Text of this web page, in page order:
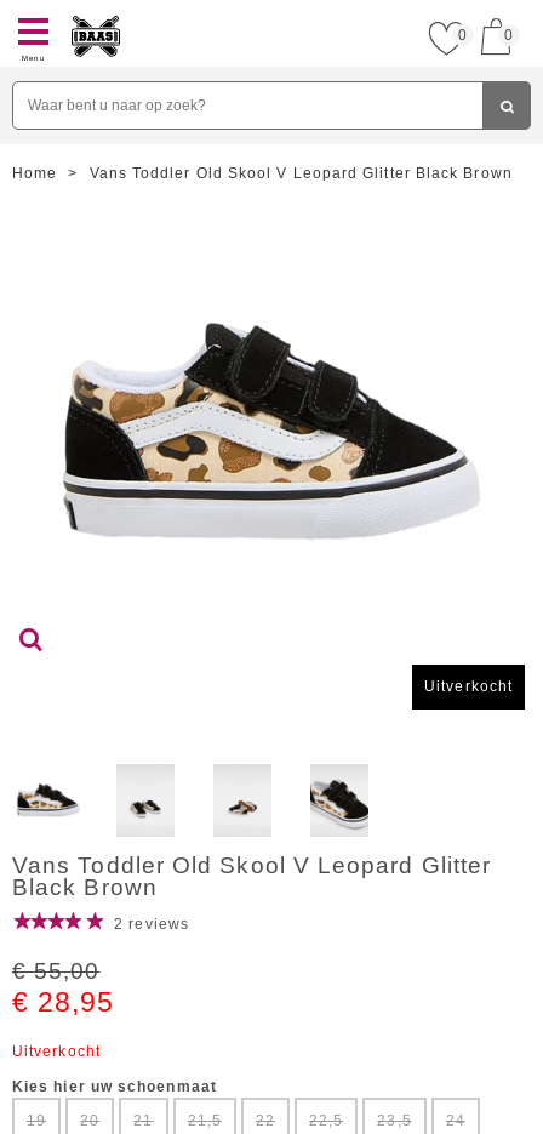
Menu
0 0
Home > Vans Toddler Old Skool V Leopard Glitter Black Brown
Uitverkocht
Vans Toddler Old Skool V Leopard Glitter
Black Brown
2 reviews
€ 55,00
€ 28,95
Uitverkocht
Kies hier uw schoenmaat
19
20 21 21,5 22 22,5 23,5 24